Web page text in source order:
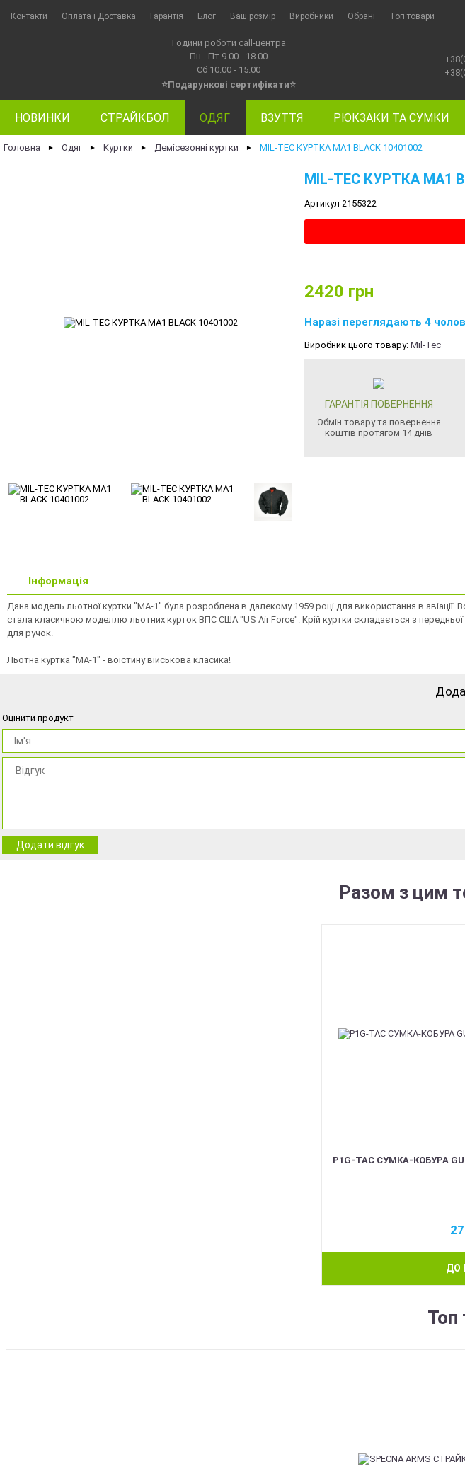
Контакти Оплата i Доставка Гарантія Блог Ваш розмір Виробники Обрані Топ товари
Години роботи call-центра
Пн - Пт 9.00 - 18.00
Сб 10.00 - 15.00
⭐Подарункові сертифікати⭐
НОВИНКИ СТРАЙКБОЛ ОДЯГ ВЗУТТЯ РЮКЗАКИ ТА СУМКИ
Головна ► Одяг ► Куртки ► Демісезонні куртки ► MIL-TEC КУРТКА МА1 BLACK 10401002
MIL-TEC КУРТКА МА1
Артикул 2155322
2420 грн
Наразі переглядають 4
Виробник цього товару: Mil-Tec
ГАРАНТІЯ ПОВЕРНЕННЯ
Обмін товару та повернення
коштів протягом 14 днів
Інформація
Дана модель льотної куртки "MA-1" була розроблена в далекому 1959 році для використання в
стала класичною моделлю льотних курток ВПС США "US Air Force". Крій куртки складається з передньої
для ручок.
Льотна куртка "MA-1" - воістину військова класика!
Оцінити продукт
Додати відгук
Разом з цим
P1G-TAC СУМКА-КОБУРА
ДО
Топ